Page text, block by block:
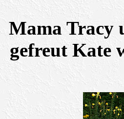
Mama Tracy
gefreut Kate